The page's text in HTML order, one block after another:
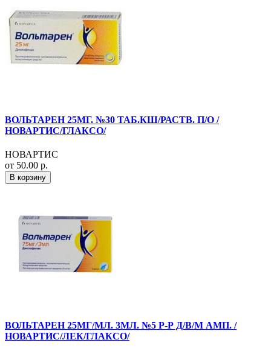
ВОЛЬТАРЕН 25МГ. №30 ТАБ.КШ/РАСТВ. П/О /
НОВАРТИС/ГЛАКСО/
НОВАРТИС
от 50.00 р.
В корзину
ВОЛЬТАРЕН 25МГ/МЛ. 3МЛ. №5 Р-Р Д/В/М АМП. /
НОВАРТИС/ЛЕК/ГЛАКСО/